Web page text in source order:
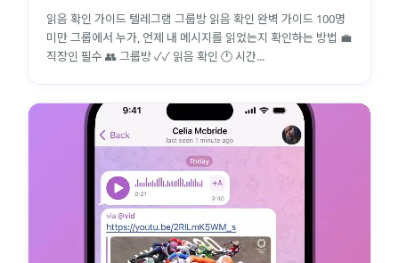
읽음 확인 가이드 텔레그램 그룹방 읽음 확인 완벽 가이드 100명
미만 그룹에서 누가, 언제 내 메시지를 읽었는지 확인하는 방법 💼
직장인 필수 👥 그룹방 ✓✓ 읽음 확인 🕐 시간...